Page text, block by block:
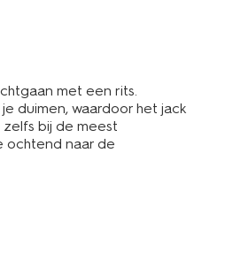
met een rits.
duimen, waardoor het jack
bij de meest
ochtend naar de